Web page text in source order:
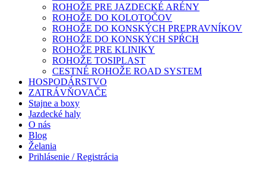
ROHOŽE PRE JAZDECKÉ ARÉNY
ROHOŽE DO KOLOTOČOV
ROHOŽE DO KONSKÝCH PREPRAVNÍKOV
ROHOŽE DO KONSKÝCH SPŔCH
ROHOŽE PRE KLINIKY
ROHOŽE TOSIPLAST
CESTNÉ ROHOŽE ROAD SYSTEM
HOSPODÁRSTVO
ZATRÁVŇOVAČE
Stajne a boxy
Jazdecké haly
O nás
Blog
Želania
Prihlásenie / Registrácia